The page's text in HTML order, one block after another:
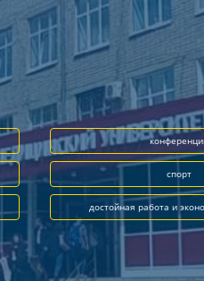
спорт
достойная работа и